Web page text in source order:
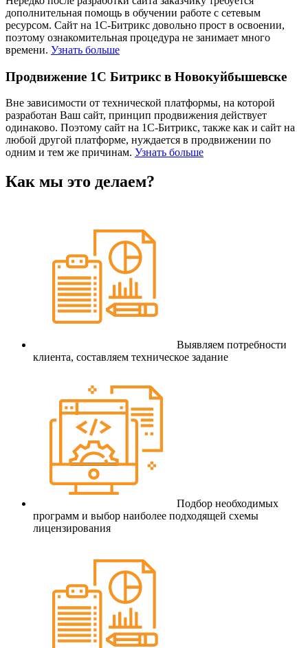
дополнительная помощь в обучении работе с сетевым
ресурсом. Сайт на 1С-Битрикс довольно прост в освоении,
поэтому ознакомительная процедура не занимает много
времени. Узнать больше
Продвижение 1С Битрикс в Новокуйбышевске
Вне зависимости от технической платформы, на которой
разработан Ваш сайт, принцип продвижения действует
одинаково. Поэтому сайт на 1С-Битрикс, также как и сайт на
любой другой платформе, нуждается в продвижении по
одним и тем же причинам. Узнать больше
Как мы это делаем?
Выявляем потребности
клиента, составляем техническое задание
Подбор необходимых
программ и выбор наиболее подходящей схемы
лицензирования